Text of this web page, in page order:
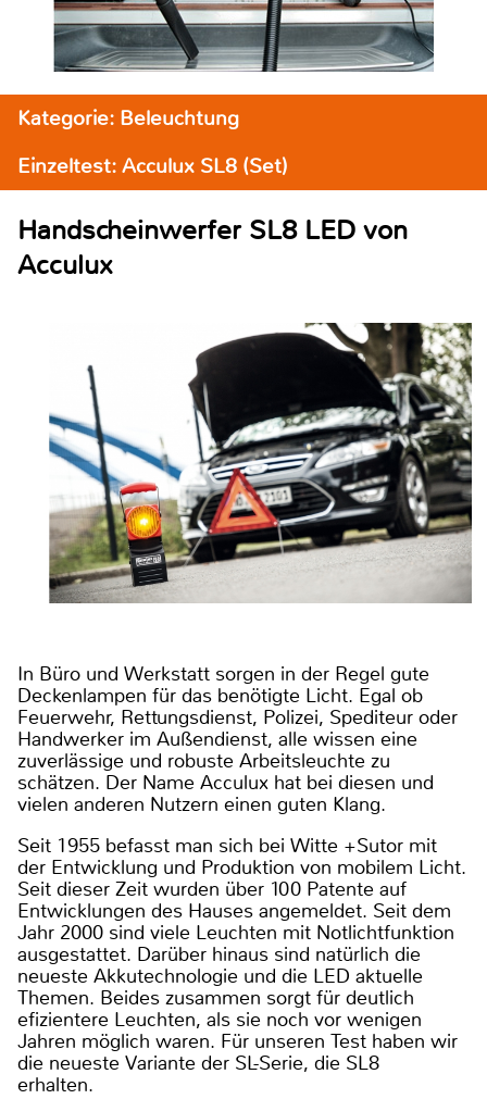
Kategorie: Beleuchtung
Einzeltest: Acculux SL8 (Set)
Handscheinwerfer SL8 LED von
Acculux
In Büro und Werkstatt sorgen in der Regel gute
Deckenlampen für das benötigte Licht. Egal ob
Feuerwehr, Rettungsdienst, Polizei, Spediteur oder
Handwerker im Außendienst, alle wissen eine
zuverlässige und robuste Arbeitsleuchte zu
schätzen. Der Name Acculux hat bei diesen und
vielen anderen Nutzern einen guten Klang.
Seit 1955 befasst man sich bei Witte +Sutor mit
der Entwicklung und Produktion von mobilem Licht.
Seit dieser Zeit wurden über 100 Patente auf
Entwicklungen des Hauses angemeldet. Seit dem
Jahr 2000 sind viele Leuchten mit Notlichtfunktion
ausgestattet. Darüber hinaus sind natürlich die
neueste Akkutechnologie und die LED aktuelle
Themen. Beides zusammen sorgt für deutlich
efizientere Leuchten, als sie noch vor wenigen
Jahren möglich waren. Für unseren Test haben wir
die neueste Variante der SL-Serie, die SL8
erhalten.